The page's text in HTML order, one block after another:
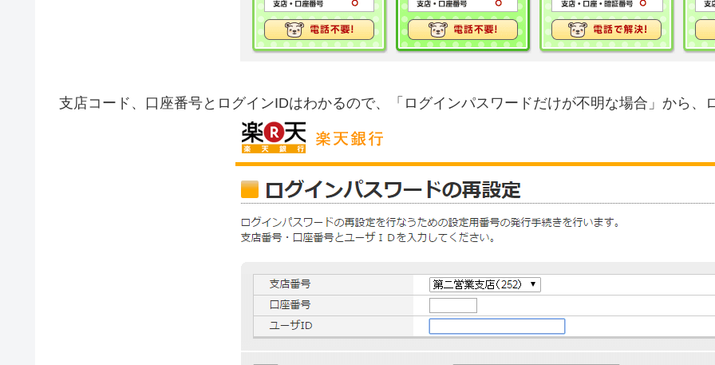
支店コード、口座番号とログインIDはわかるので、「ログインパスワードだけが不明な場合」から、